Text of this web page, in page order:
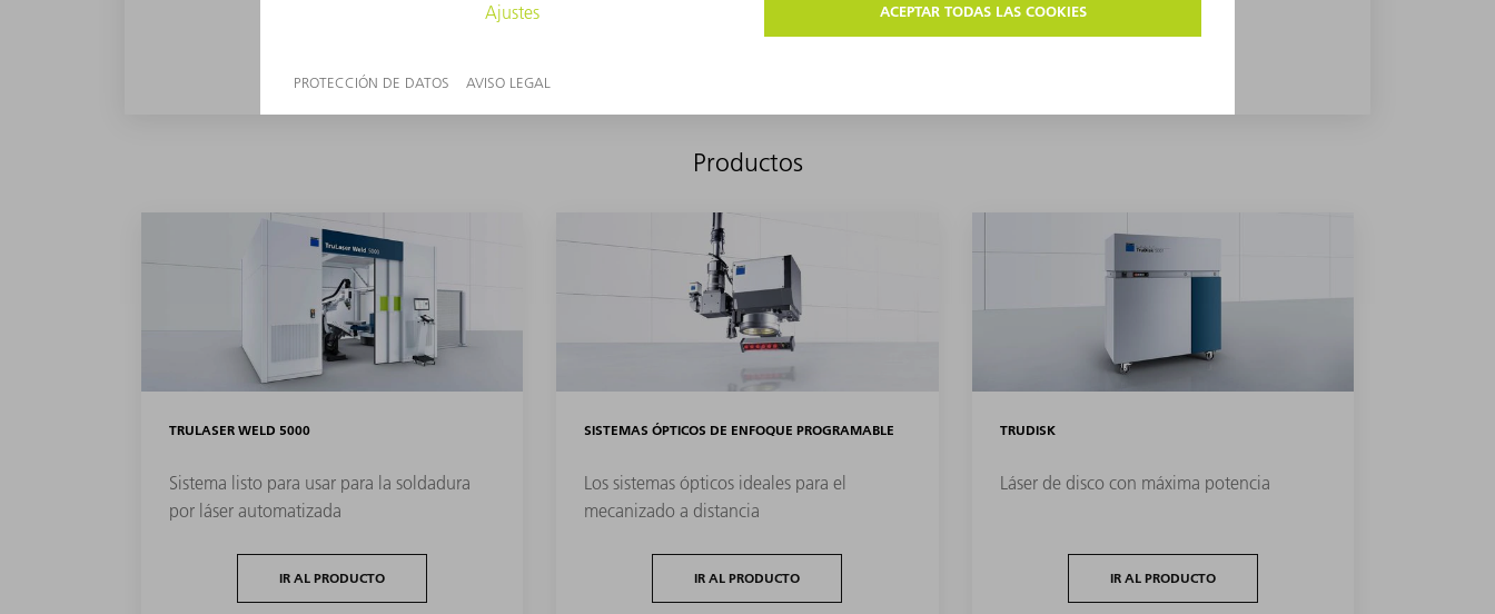
SOLICITAR INFORME TÉCNICO
Productos
TRULASER WELD 5000
Sistema listo para usar para la soldadura
por láser automatizada
IR AL PRODUCTO
SISTEMAS ÓPTICOS DE ENFOQUE PROGRAMABLE
Los sistemas ópticos ideales para el
mecanizado a distancia
IR AL PRODUCTO
TRUDISK
Láser de disco con máxima potencia
IR AL PRODUCTO